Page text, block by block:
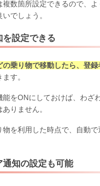
複数箇所設定できるので、
でしょう。
を設定できる
の乗り物で移動したら、登録
す。
能をONにしておけば、わざ
りません。
物を利用した時点で、自動
通知の設定も可能